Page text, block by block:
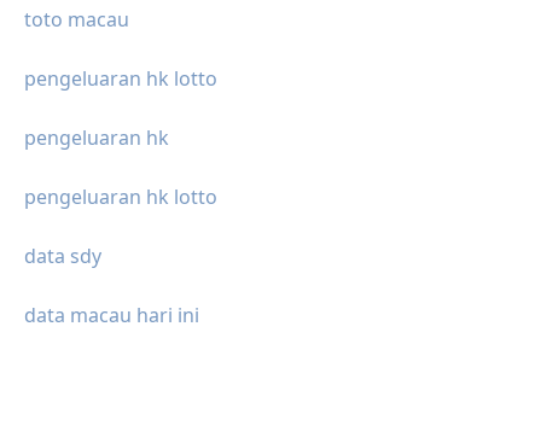
toto macau
pengeluaran hk lotto
pengeluaran hk
pengeluaran hk lotto
data sdy
data macau hari ini